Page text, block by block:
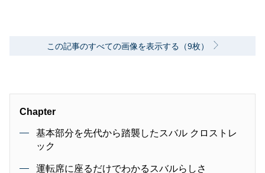
この記事のすべての画像を表示する（9枚）
Chapter
基本部分を先代から踏襲したスバル クロストレ
ック
運転席に座るだけでわかるスバルらしさ